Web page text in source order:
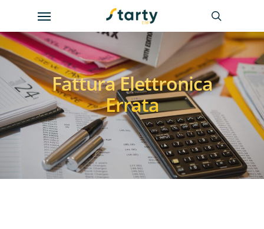
main
content
Menu
Fattura Elettronica
Errata